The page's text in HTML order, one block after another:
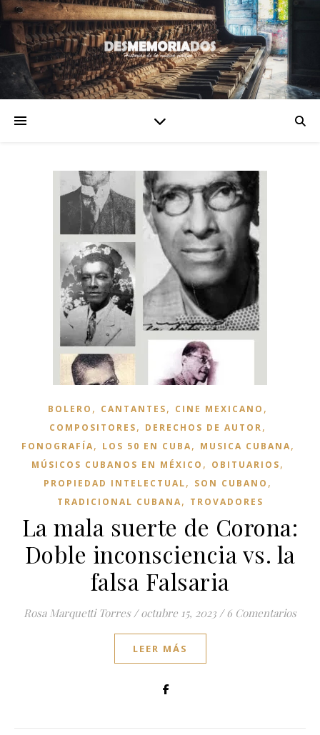
BOLERO , CANTANTES, CINE MEXICANO ,
COMPOSITORES, DERECHOS DE AUTOR,
FONOGRAFÍA, LOS 50 EN CUBA, MUSICA CUBANA,
MÚSICOS CUBANOS EN MÉXICO , OBITUARIOS,
PROPIEDAD INTELECTUAL, SON CUBANO ,
TRADICIONAL CUBANA, TROVADORES
La mala suerte de Corona:
Doble inconsciencia vs. la
falsa Falsaria
Rosa Marquetti Torres / octubre 15, 2023 / 6 Comentarios
LEER MÁS